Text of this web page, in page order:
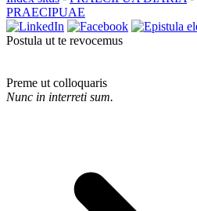
PRAECIPUAE
Postula ut te revocemus
Preme ut colloquaris
Nunc in interreti sum.